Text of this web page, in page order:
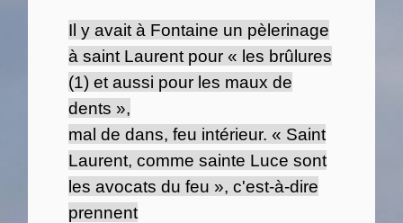
Il y avait à Fontaine un pèlerinage
à saint Laurent pour « les brûlures
(1) et aussi pour les maux de
dents »,
mal de dans, feu intérieur. « Saint
Laurent, comme sainte Luce sont
les avocats du feu », c'est-à-dire
prennent